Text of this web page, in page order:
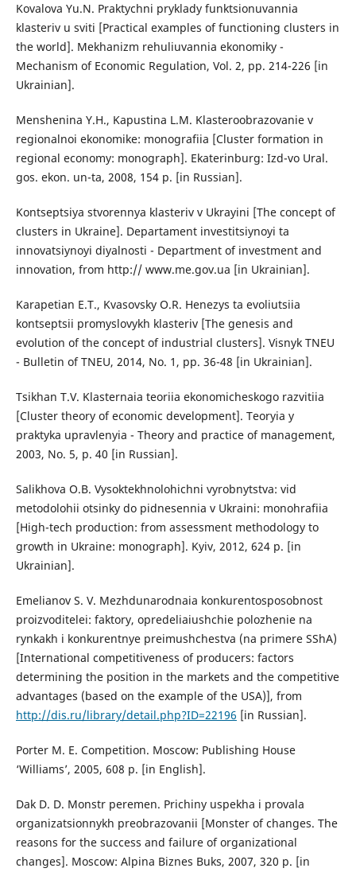
Kovalova Yu.N. Praktychni pryklady funktsionuvannia
klasteriv u sviti [Practical examples of functioning clusters in
the world]. Mekhanizm rehuliuvannia ekonomiky -
Mechanism of Economic Regulation, Vol. 2, pp. 214-226 [in
Ukrainian].
Menshenina Y.H., Kapustina L.M. Klasteroobrazovanie v
regionalnoi ekonomike: monografiia [Cluster formation in
regional economy: monograph]. Ekaterinburg: Izd-vo Ural.
gos. ekon. un-ta, 2008, 154 p. [in Russian].
Kontseptsiya stvorennya klasteriv v Ukrayini [The concept of
clusters in Ukraine]. Departament investitsiynoyi ta
innovatsiynoyi diyalnosti - Department of investment and
innovation, from http:// www.me.gov.ua [in Ukrainian].
Karapetian E.T., Kvasovsky O.R. Henezys ta evoliutsiia
kontseptsii promyslovykh klasteriv [The genesis and
evolution of the concept of industrial clusters]. Visnyk TNEU
- Bulletin of TNEU, 2014, No. 1, pp. 36-48 [in Ukrainian].
Tsikhan T.V. Klasternaia teoriia ekonomicheskogo razvitiia
[Cluster theory of economic development]. Teoryia y
praktyka upravlenyia - Theory and practice of management,
2003, No. 5, p. 40 [in Russian].
Salikhova O.B. Vysoktekhnolohichni vyrobnytstva: vid
metodolohii otsinky do pidnesennia v Ukraini: monohrafiia
[High-tech production: from assessment methodology to
growth in Ukraine: monograph]. Kyiv, 2012, 624 p. [in
Ukrainian].
Emelianov S. V. Mezhdunarodnaia konkurentosposobnost
proizvoditelei: faktory, opredeliaiushchie polozhenie na
rynkakh i konkurentnye preimushchestva (na primere SShA)
[International competitiveness of producers: factors
determining the position in the markets and the competitive
advantages (based on the example of the USA)], from
http://dis.ru/library/detail.php?ID=22196 [in Russian].
Porter M. E. Competition. Moscow: Publishing House
‘Williams’, 2005, 608 p. [in English].
Dak D. D. Monstr peremen. Prichiny uspekha i provala
organizatsionnykh preobrazovanii [Monster of changes. The
reasons for the success and failure of organizational
changes]. Moscow: Alpina Biznes Buks, 2007, 320 p. [in